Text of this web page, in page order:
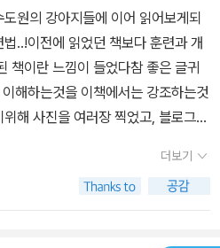
마리씩 더 들여 지금은 네마리가 되
이나 이해없이 얼마나 그동안 많은
느끼게 되었다...​ 책속의 중간
용을 쉽게 이해할 수 있도록 도왔다.​
내거나 큰 소리를 내었던 적도... 나
사람도 강아지도 모두 아름답고 행
다...​ 그동안 내가 잘못했던 것은 모르
원의 강아지들에 이어 읽어보게되
..!이전에 읽었던 책보다 훈련과 개
책이란 느낌이 들었다참 좋은 글귀
해하는것을 이책에서는 강조하는것
해 사진을 여러장 찍었고, 블로그나
분에서만 올려야겠다..ㅜ.ㅜ) 이전에
터 그들이 자라면서 겪는일, 필요한
책은 개란 무엇이고, 수도원에서 어
더보기